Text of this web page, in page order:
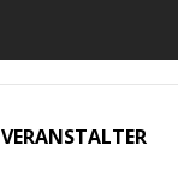
VERANSTALTER